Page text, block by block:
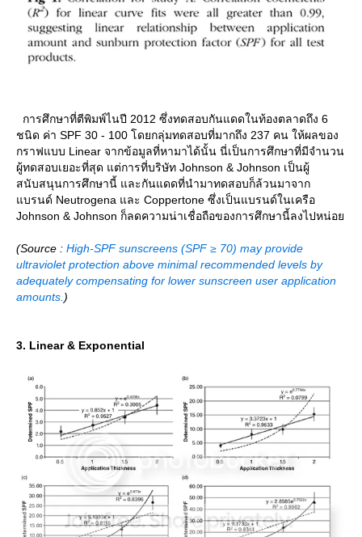
การศึกษาที่ตีพิมพ์ไนปี 2012 ซึ่งทดสอบกันแดดในท้องตลาดถึง 6
ชนิด ค่า SPF 30 - 100 โดยกลุ่มทดสอบที่มากถึง 237 คน ให้ผลของ
กราฟแบบ Linear จากข้อมูลที่หามาได้นั้น นี่เป็นการศึกษาที่มีจำนวน
ผู้ทดสอบเยอะที่สุด แต่การที่บริษัท Johnson & Johnson เป็นผู้
สนับสนุนการศึกษานี้ และกันแดดที่นำมาทดสอบก็ล้วนมาจาก
บรนด์ Neutrogena และ Coppertone ซึ่งเป็นแบรนด์ในเครือ
Johnson & Johnson ก็ลดความน่าเชื่อถือของการศึกษานี้ลงไปหน่อ
(Source : High-SPF sunscreens (SPF ≥ 70) may provide
ultraviolet protection above minimal recommended levels by
adequately compensating for lower sunscreen user application
amounts.)
3. Linear & Exponential